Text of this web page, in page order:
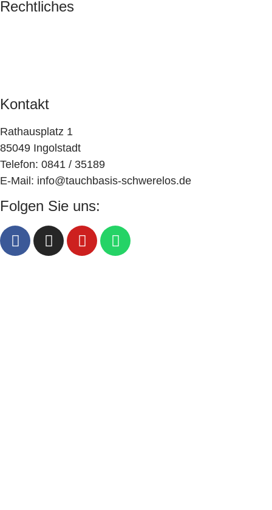
Rechtliches
Kontakt
Rathausplatz 1
85049 Ingolstadt
Telefon: 0841 / 35189
E-Mail: info@tauchbasis-schwerelos.de
Folgen Sie uns: